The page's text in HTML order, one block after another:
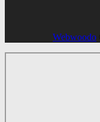
Webwoodo